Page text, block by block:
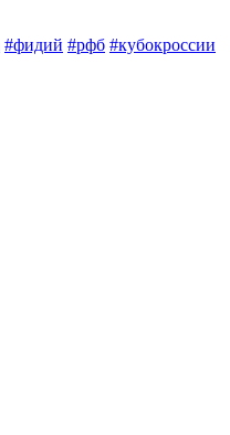
#фидий #рфб #кубокроссии